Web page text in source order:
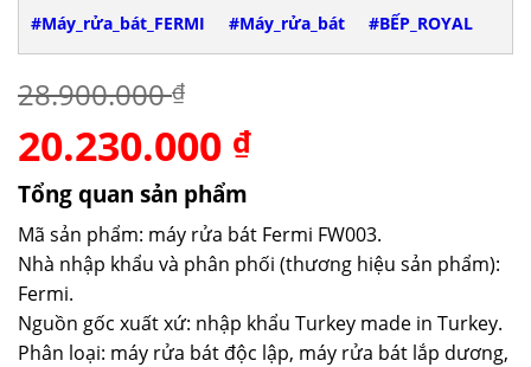
#Máy_rửa_bát_FERMI #Máy_rửa_bát #BẾP_ROYAL
28.900.000₫
Giá
gốc
là:
28.900.000 ₫.
20.230.000 ₫Giá
là:
20.230.000 ₫.
Tổng quan sản phẩm
Mã sản phẩm: máy rửa bát Fermi FW003.
Nhà nhập khẩu và phân phối (thương hiệu sản phẩm):
Fermi.
Nguồn gốc xuất xứ: nhập khẩu Turkey made in Turkey.
Phân loại: máy rửa bát độc lập, máy rửa bát lắp dương,